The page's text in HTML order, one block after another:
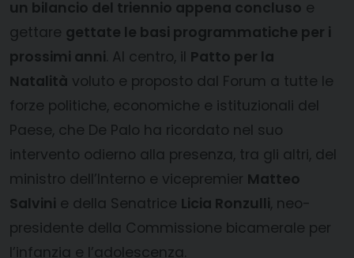
un bilancio del triennio appena concluso e
gettare gettate le basi programmatiche per i
prossimi anni . Al centro, il Patto per la
Natalità voluto e proposto dal Forum a tutte le
forze politiche, economiche e istituzionali del
Paese, che De Palo ha ricordato nel suo
intervento odierno alla presenza, tra gli altri, del
ministro dell’Interno e vicepremier Matteo
Salvini e della Senatrice Licia Ronzulli, neo-
presidente della Commissione bicamerale per
l’infanzia e l’adolescenza.